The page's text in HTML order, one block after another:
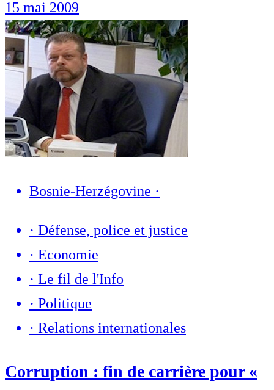
15 mai 2009
Bosnie-Herzégovine ·
· Défense, police et justice
· Economie
· Le fil de l'Info
· Politique
· Relations internationales
Corruption : fin de carrière pour «